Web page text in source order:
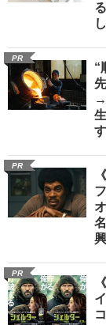
PR
“
→
PR
PR